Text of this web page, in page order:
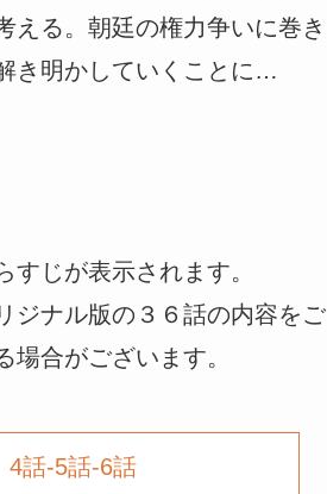
える。朝廷の権力争いに巻き
き明かしていくことに…
じが表示されます。
ジナル版の３６話の内容をご
合がございます。
4話-5話-6話